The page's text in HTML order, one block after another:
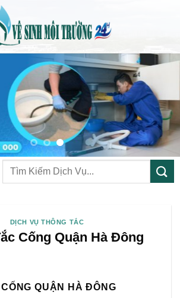
DỊCH VỤ THÔNG TẮC
Cống Quận Hà Đông
QUẬN HÀ ĐÔNG